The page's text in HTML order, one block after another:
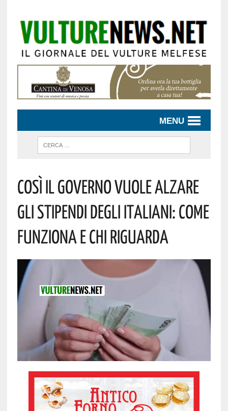
MENU
Così Il Governo Vuole Alzare
Gli Stipendi Degli Italiani: Come
Funziona E Chi Riguarda